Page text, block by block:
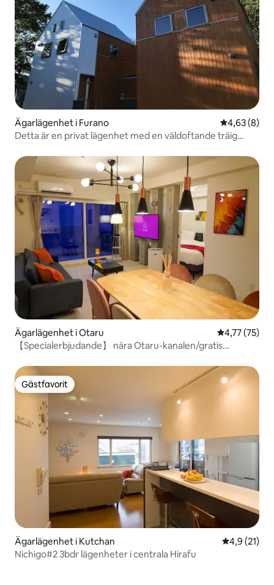
Ägarlägenhet i Furano 4,63 av 5 i
4,63 (8)
Detta är en privat lägenhet med en väldoftande träig
Ägarlägenhet i Otaru 4,77 av 5 i
4,77 (75)
【Specialerbjudande】 nära Otaru-kanalen/gratis
Gästfavorit
Gästfavorit
Ägarlägenhet i Kutchan 4,9 av 5 i
4,9 (21)
Nichigo#2 3bdr lägenheter i centrala Hirafu